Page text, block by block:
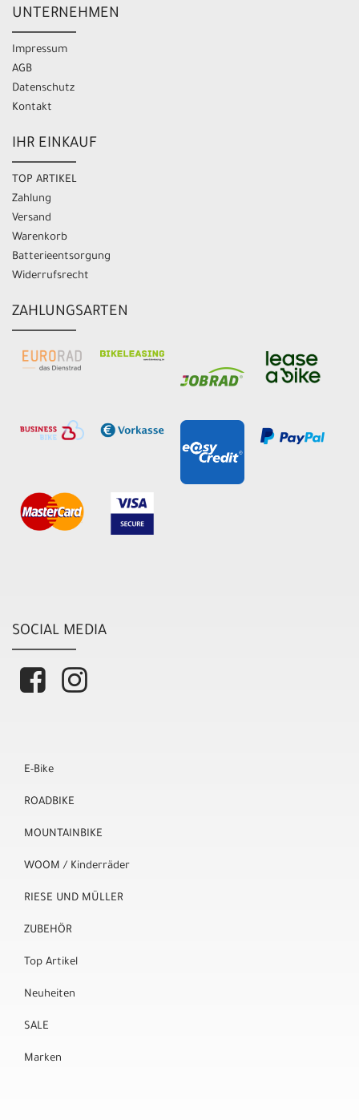
UNTERNEHMEN
Impressum
AGB
Datenschutz
Kontakt
IHR EINKAUF
TOP ARTIKEL
Zahlung
Versand
Warenkorb
Batterieentsorgung
Widerrufsrecht
ZAHLUNGSARTEN
SOCIAL MEDIA
E-Bike
ROADBIKE
MOUNTAINBIKE
WOOM / Kinderräder
RIESE UND MÜLLER
ZUBEHÖR
Top Artikel
Neuheiten
SALE
Marken